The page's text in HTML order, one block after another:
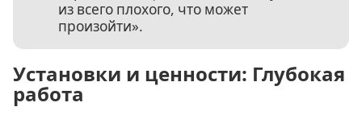
из всего плохого, что может
произойти».
Установки и ценности: Глубокая
работа